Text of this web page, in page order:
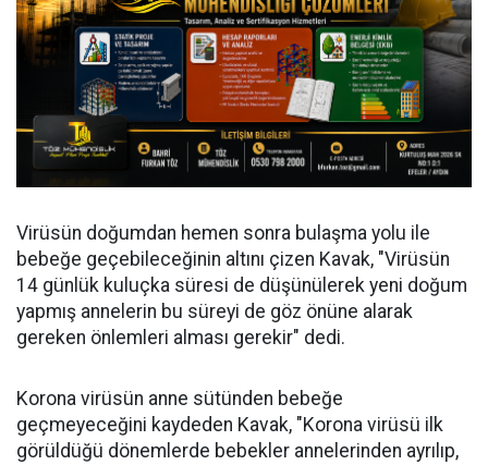
Virüsün doğumdan hemen sonra bulaşma yolu ile
bebeğe geçebileceğinin altını çizen Kavak, "Virüsün
14 günlük kuluçka süresi de düşünülerek yeni doğum
yapmış annelerin bu süreyi de göz önüne alarak
gereken önlemleri alması gerekir" dedi.
Korona virüsün anne sütünden bebeğe
geçmeyeceğini kaydeden Kavak, "Korona virüsü ilk
görüldüğü dönemlerde bebekler annelerinden ayrılıp,